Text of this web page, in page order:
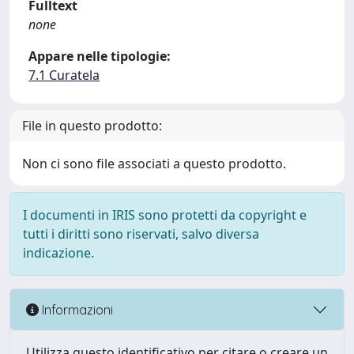
Fulltext
none
Appare nelle tipologie:
7.1 Curatela
File in questo prodotto:
Non ci sono file associati a questo prodotto.
I documenti in IRIS sono protetti da copyright e
tutti i diritti sono riservati, salvo diversa
indicazione.
Informazioni